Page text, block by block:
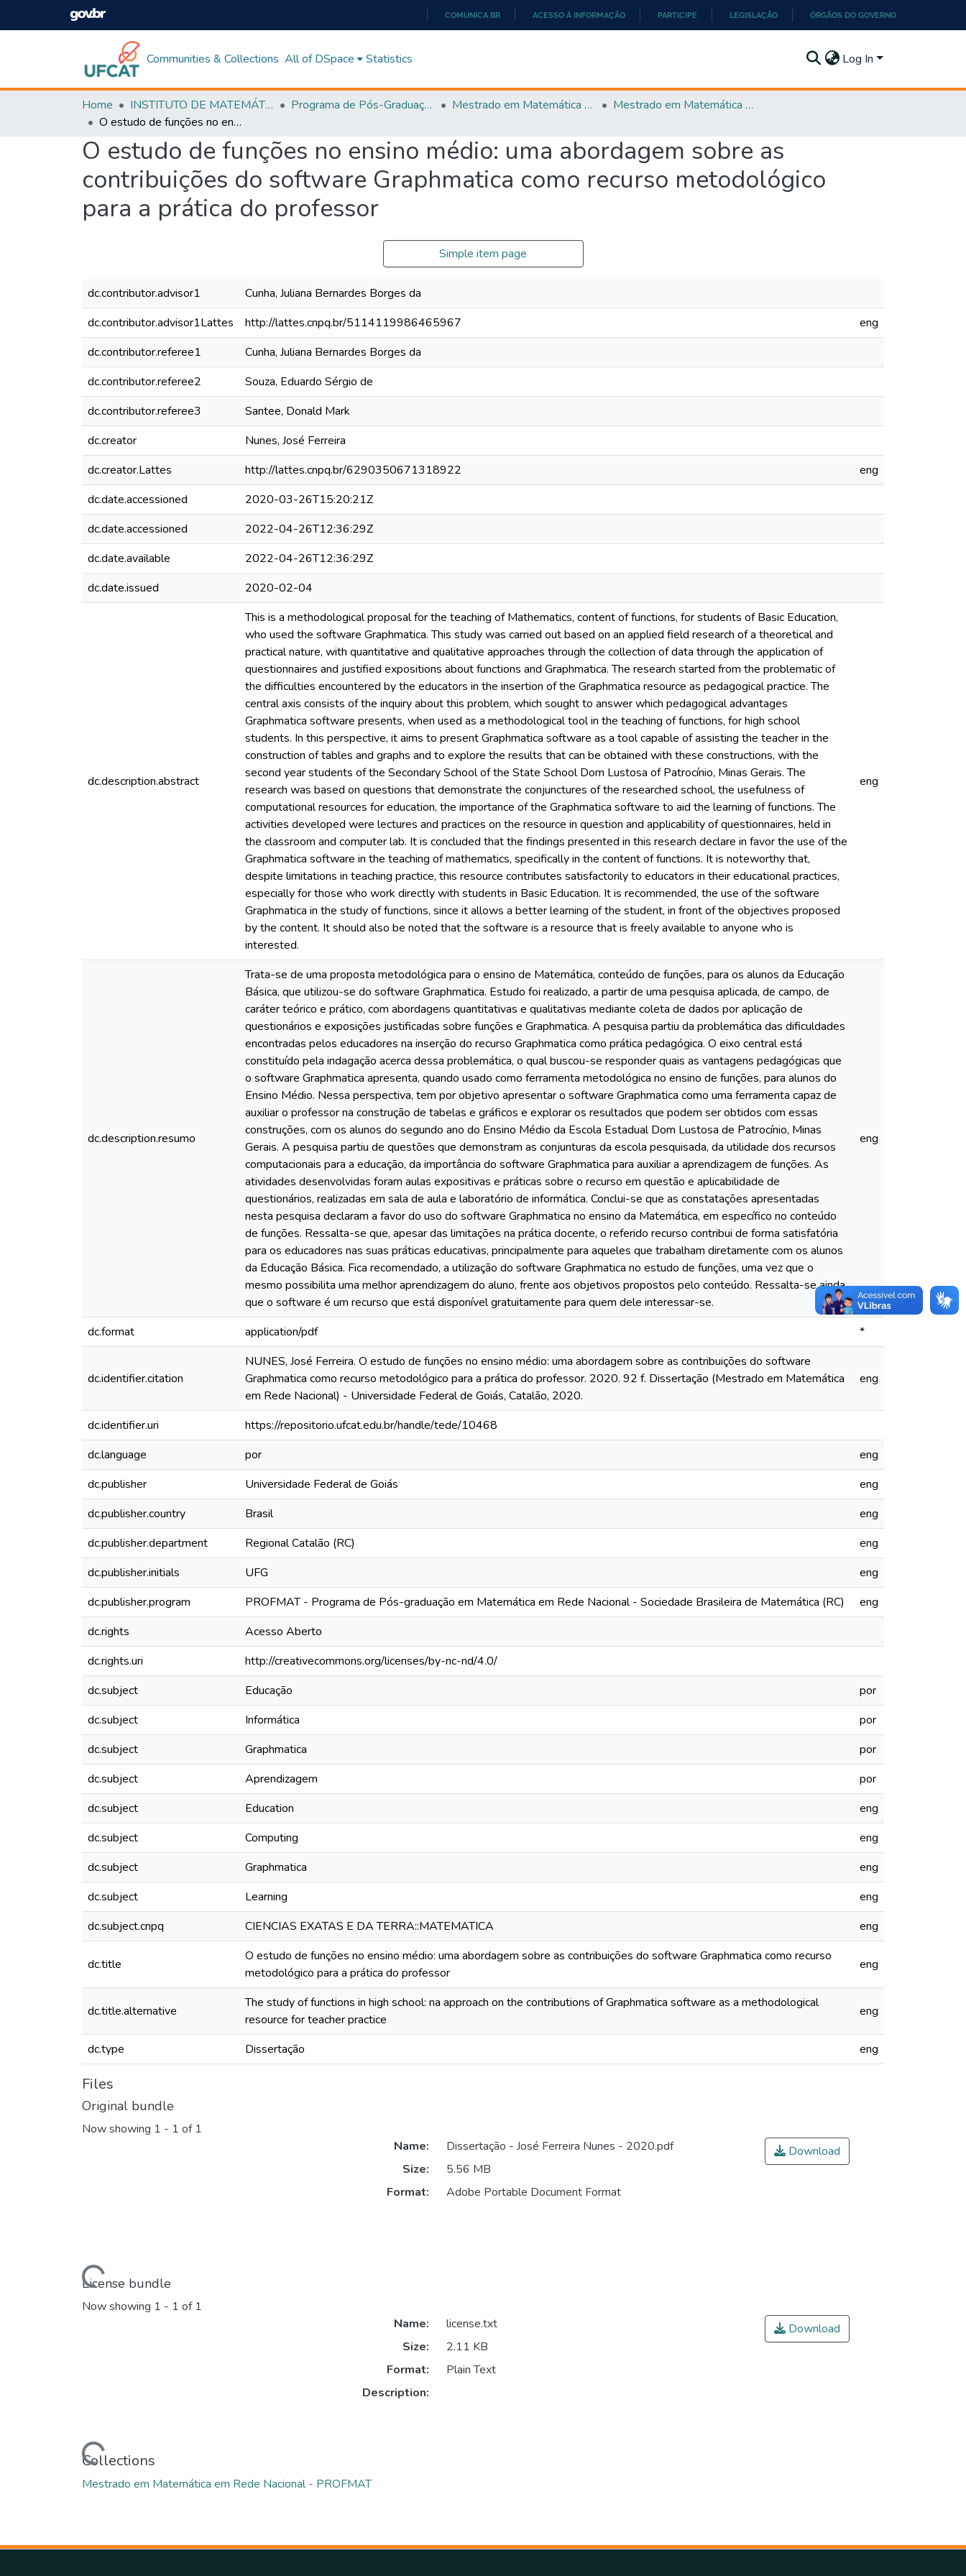
CONTEÚDO
COMUNICA BR ACESSO À INFORMAÇÃO PARTICIPE LEGISLAÇÃO ÓRGÃOS DO GOVERNO
Communities & Collections All of DSpace Statistics Log In
Home INSTITUTO DE MATEMÁTICA E TECNOLOGIA Programa de Pós-Graduação em Matemática (PROFMAT) Mestrado em Matemática em Rede Nacional - PROFMAT
Mestrado em Matemática em Rede Nacional - PROFMAT
O estudo de funções no ensino médio: uma abordagem sobre as contribuições do software Graphmatica como recurso metodológico para a prática do professor
O estudo de funções no ensino médio: uma abordagem sobre as
contribuições do software Graphmatica como recurso metodológico
para a prática do professor
Simple item page
dc.contributor.advisor1
Cunha, Juliana Bernardes Borges da
dc.contributor.advisor1Lattes
http://lattes.cnpq.br/5114119986465967
eng
dc.contributor.referee1
Cunha, Juliana Bernardes Borges da
dc.contributor.referee2
Souza, Eduardo Sérgio de
dc.contributor.referee3
Santee, Donald Mark
dc.creator
Nunes, José Ferreira
dc.creator.Lattes
http://lattes.cnpq.br/6290350671318922
eng
dc.date.accessioned
2020-03-26T15:20:21Z
dc.date.accessioned
2022-04-26T12:36:29Z
dc.date.available
2022-04-26T12:36:29Z
dc.date.issued
2020-02-04
dc.description.abstract
This is a methodological proposal for the teaching of Mathematics, content of functions, for students of Basic Education,
who used the software Graphmatica. This study was carried out based on an applied field research of a theoretical and
practical nature, with quantitative and qualitative approaches through the collection of data through the application of
questionnaires and justified expositions about functions and Graphmatica. The research started from the problematic of
the difficulties encountered by the educators in the insertion of the Graphmatica resource as pedagogical practice. The
central axis consists of the inquiry about this problem, which sought to answer which pedagogical advantages
Graphmatica software presents, when used as a methodological tool in the teaching of functions, for high school
students. In this perspective, it aims to present Graphmatica software as a tool capable of assisting the teacher in the
construction of tables and graphs and to explore the results that can be obtained with these constructions, with the
second year students of the Secondary School of the State School Dom Lustosa of Patrocínio, Minas Gerais. The
research was based on questions that demonstrate the conjunctures of the researched school, the usefulness of
computational resources for education, the importance of the Graphmatica software to aid the learning of functions. The
activities developed were lectures and practices on the resource in question and applicability of questionnaires, held in
the classroom and computer lab. It is concluded that the findings presented in this research declare in favor the use of the
Graphmatica software in the teaching of mathematics, specifically in the content of functions. It is noteworthy that,
despite limitations in teaching practice, this resource contributes satisfactorily to educators in their educational practices,
especially for those who work directly with students in Basic Education. It is recommended, the use of the software
Graphmatica in the study of functions, since it allows a better learning of the student, in front of the objectives proposed
by the content. It should also be noted that the software is a resource that is freely available to anyone who is
interested.
eng
dc.description.resumo
Trata-se de uma proposta metodológica para o ensino de Matemática, conteúdo de funções, para os alunos da Educação
Básica, que utilizou-se do software Graphmatica. Estudo foi realizado, a partir de uma pesquisa aplicada, de campo, de
caráter teórico e prático, com abordagens quantitativas e qualitativas mediante coleta de dados por aplicação de
questionários e exposições justificadas sobre funções e Graphmatica. A pesquisa partiu da problemática das dificuldades
encontradas pelos educadores na inserção do recurso Graphmatica como prática pedagógica. O eixo central está
constituído pela indagação acerca dessa problemática, o qual buscou-se responder quais as vantagens pedagógicas que
o software Graphmatica apresenta, quando usado como ferramenta metodológica no ensino de funções, para alunos do
Ensino Médio. Nessa perspectiva, tem por objetivo apresentar o software Graphmatica como uma ferramenta capaz de
auxiliar o professor na construção de tabelas e gráficos e explorar os resultados que podem ser obtidos com essas
construções, com os alunos do segundo ano do Ensino Médio da Escola Estadual Dom Lustosa de Patrocínio, Minas
Gerais. A pesquisa partiu de questões que demonstram as conjunturas da escola pesquisada, da utilidade dos recursos
computacionais para a educação, da importância do software Graphmatica para auxiliar a aprendizagem de funções. As
atividades desenvolvidas foram aulas expositivas e práticas sobre o recurso em questão e aplicabilidade de
questionários, realizadas em sala de aula e laboratório de informática. Conclui-se que as constatações apresentadas
nesta pesquisa declaram a favor do uso do software Graphmatica no ensino da Matemática, em específico no conteúdo
de funções. Ressalta-se que, apesar das limitações na prática docente, o referido recurso contribui de forma satisfatória
para os educadores nas suas práticas educativas, principalmente para aqueles que trabalham diretamente com os alunos
da Educação Básica. Fica recomendado, a utilização do software Graphmatica no estudo de funções, uma vez que o
mesmo possibilita uma melhor aprendizagem do aluno, frente aos objetivos propostos pelo conteúdo. Ressalta-se ainda,
que o software é um recurso que está disponível gratuitamente para quem dele interessar-se.
eng
dc.format application/pdf *
dc.identifier.citation
NUNES, José Ferreira. O estudo de funções no ensino médio: uma abordagem sobre as contribuições do software
Graphmatica como recurso metodológico para a prática do professor. 2020. 92 f. Dissertação (Mestrado em Matemática
em Rede Nacional) - Universidade Federal de Goiás, Catalão, 2020.
eng
dc.identifier.uri
https://repositorio.ufcat.edu.br/handle/tede/10468
dc.language
por
eng
dc.publisher
Universidade Federal de Goiás
eng
dc.publisher.country
Brasil
eng
dc.publisher.department
Regional Catalão (RC)
eng
dc.publisher.initials
UFG
eng
dc.publisher.program
PROFMAT - Programa de Pós-graduação em Matemática em Rede Nacional - Sociedade Brasileira de Matemática (RC)
eng
dc.rights
Acesso Aberto
dc.rights.uri
http://creativecommons.org/licenses/by-nc-nd/4.0/
dc.subject
Educação
por
dc.subject
Informática
por
dc.subject
Graphmatica
por
dc.subject
Aprendizagem
por
dc.subject
Education
eng
dc.subject
Computing
eng
dc.subject
Graphmatica
eng
dc.subject
Learning
eng
dc.subject.cnpq
CIENCIAS EXATAS E DA TERRA::MATEMATICA eng
dc.title
O estudo de funções no ensino médio: uma abordagem sobre as contribuições do software Graphmatica como recurso
metodológico para a prática do professor
eng
dc.title.alternative
The study of functions in high school: na approach on the contributions of Graphmatica software as a methodological
resource for teacher practice
eng
dc.type Dissertação eng
Files
Original bundle
Now showing 1 - 1 of 1
Loading...
Name:
Dissertação - José Ferreira Nunes - 2020.pdf
Size:
5.56 MB
Format:
Adobe Portable Document Format
Download
License bundle
Now showing 1 - 1 of 1
Loading...
Name:
license.txt
Size:
2.11 KB
Format:
Plain Text
Description:
Download
Collections
Mestrado em Matemática em Rede Nacional - PROFMAT